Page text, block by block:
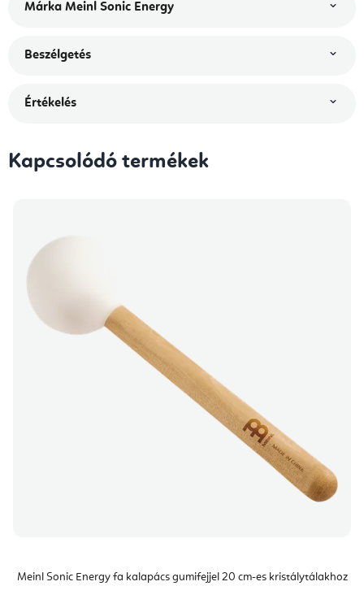
Márka Meinl Sonic Energy
Beszélgetés
Értékelés
Kapcsolódó termékek
Meinl Sonic Energy fa kalapács gumifejjel 20 cm-es kristálytálakhoz